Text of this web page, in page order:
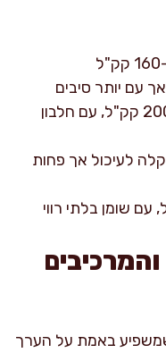
פסטה מעדשים אדומות: 180–200 קק"ל, עם חלבון
140–150 קק"ל, קלה לעיכול אך פחות
באמת על הערך